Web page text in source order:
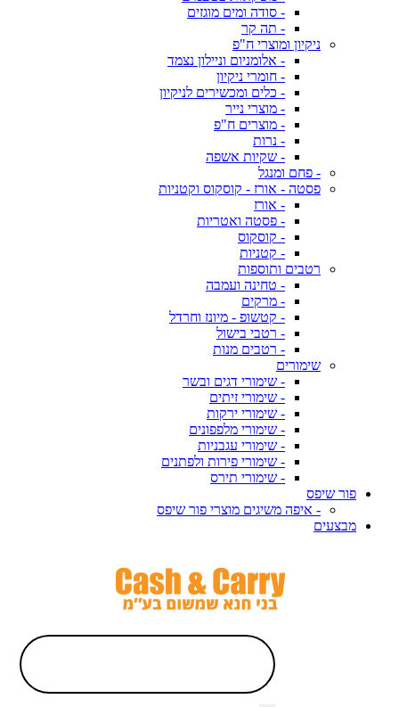
- סודה ומים מוגזים
- תה קר
ניקיון ומוצרי ח"פ
- אלומניום וניילון נצמד
- חומרי ניקיון
- כלים ומכשירים לניקיון
- מוצרי נייר
- מוצרים ח"פ
- נרות
- שקיות אשפה
- פחם ומנגל
פסטה - אורז - קוסקוס וקטניות
- אורז
- פסטה ואטריות
- קוסקוס
- קטניות
רטבים ותוספות
- טחינה ועמבה
- מרקים
- קטשופ - מיונז וחרדל
- רטבי בישול
- רטבים מנות
שימורים
- שימורי דגים ובשר
- שימורי זיתים
- שימורי ירקות
- שימורי מלפפונים
- שימורי עגבניות
- שימורי פירות ולפתנים
- שימורי תירס
פור שיפס
- איפה משיגים מוצרי פור שיפס
מבצעים